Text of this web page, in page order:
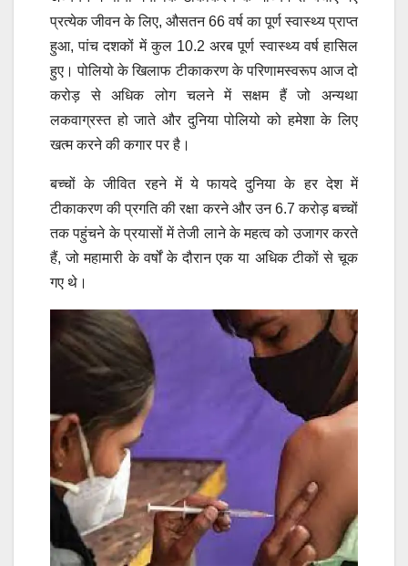
प्रत्येक जीवन के लिए, औसतन 66 वर्ष का पूर्ण स्वास्थ्य प्राप्त
हुआ, पांच दशकों में कुल 10.2 अरब पूर्ण स्वास्थ्य वर्ष हासिल
हुए। पोलियो के खिलाफ टीकाकरण के परिणामस्वरूप आज दो
करोड़ से अधिक लोग चलने में सक्षम हैं जो अन्यथा
लकवाग्रस्त हो जाते और दुनिया पोलियो को हमेशा के लिए
खत्म करने की कगार पर है।
बच्चों के जीवित रहने में ये फायदे दुनिया के हर देश में
टीकाकरण की प्रगति की रक्षा करने और उन 6.7 करोड़ बच्चों
तक पहुंचने के प्रयासों में तेजी लाने के महत्व को उजागर करते
हैं, जो महामारी के वर्षों के दौरान एक या अधिक टीकों से चूक
गए थे।